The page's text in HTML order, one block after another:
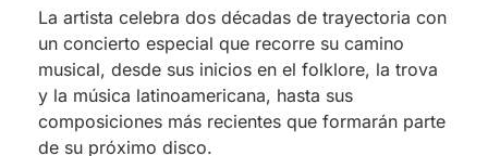
La artista celebra dos décadas de trayectoria con
un concierto especial que recorre su camino
musical, desde sus inicios en el folklore, la trova
y la música latinoamericana, hasta sus
composiciones más recientes que formarán parte
de su próximo disco.